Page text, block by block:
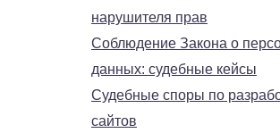
нарушителя прав
Соблюдение Закона о
данных: судебные кейсы
Судебные споры по
сайтов